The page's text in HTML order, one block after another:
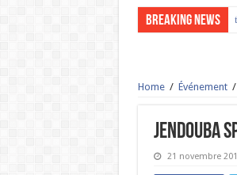
Breaking News
Home / Événement /
Jendouba
21 novembre